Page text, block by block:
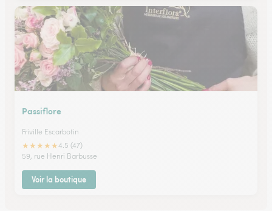
Passiflore
Friville Escarbotin
★★★★★4.5 (47)
59, rue Henri Barbusse
Voir la boutique